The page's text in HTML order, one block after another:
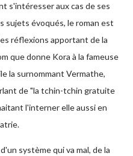
s'intéresser aux cas de ses
sujets évoqués, le roman est
réflexions apportant de la
que donne Kora à la fameuse
la surnommant Vermathe,
de "la tchin-tchin gratuite
l'interner elle aussi en
système qui va mal, de la